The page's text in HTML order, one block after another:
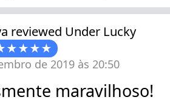
reviewed Under Lucky
de 2019 às 20:50
maravilhoso!